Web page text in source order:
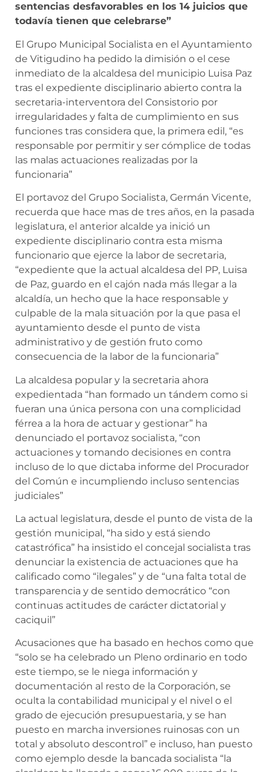
sentencias desfavorables en los 14 juicios que
todavía tienen que celebrarse”
El Grupo Municipal Socialista en el Ayuntamiento
de Vitigudino ha pedido la dimisión o el cese
inmediato de la alcaldesa del municipio Luisa Paz
tras el expediente disciplinario abierto contra la
secretaria-interventora del Consistorio por
irregularidades y falta de cumplimiento en sus
funciones tras considera que, la primera edil, “es
responsable por permitir y ser cómplice de todas
las malas actuaciones realizadas por la
funcionaria”
El portavoz del Grupo Socialista, Germán Vicente,
recuerda que hace mas de tres años, en la pasada
legislatura, el anterior alcalde ya inició un
expediente disciplinario contra esta misma
funcionario que ejerce la labor de secretaria,
“expediente que la actual alcaldesa del PP, Luisa
de Paz, guardo en el cajón nada más llegar a la
alcaldía, un hecho que la hace responsable y
culpable de la mala situación por la que pasa el
ayuntamiento desde el punto de vista
administrativo y de gestión fruto como
consecuencia de la labor de la funcionaria”
La alcaldesa popular y la secretaria ahora
expedientada “han formado un tándem como si
fueran una única persona con una complicidad
férrea a la hora de actuar y gestionar” ha
denunciado el portavoz socialista, “con
actuaciones y tomando decisiones en contra
incluso de lo que dictaba informe del Procurador
del Común e incumpliendo incluso sentencias
judiciales”
La actual legislatura, desde el punto de vista de la
gestión municipal, “ha sido y está siendo
catastrófica” ha insistido el concejal socialista tras
denunciar la existencia de actuaciones que ha
calificado como “ilegales” y de “una falta total de
transparencia y de sentido democrático “con
continuas actitudes de carácter dictatorial y
caciquil”
Acusaciones que ha basado en hechos como que
“solo se ha celebrado un Pleno ordinario en todo
este tiempo, se le niega información y
documentación al resto de la Corporación, se
oculta la contabilidad municipal y el nivel o el
grado de ejecución presupuestaria, y se han
puesto en marcha inversiones ruinosas con un
total y absoluto descontrol” e incluso, han puesto
como ejemplo desde la bancada socialista “la